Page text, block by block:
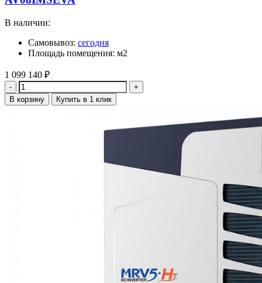
В наличии:
Самовывоз: сегодня
Площадь помещения: м2
1 099 140 ₽
Количество
В корзину Купить в 1 клик